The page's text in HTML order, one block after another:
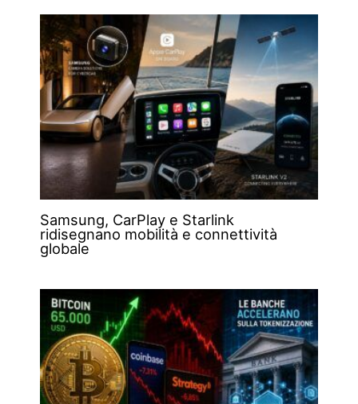
Samsung, CarPlay e Starlink
ridisegnano mobilità e connettività
globale